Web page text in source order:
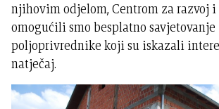
njihovim odjelom, Centrom za razvoj
omogućili smo besplatno savjetovanje
poljoprivrednike koji su iskazali
natječaj.